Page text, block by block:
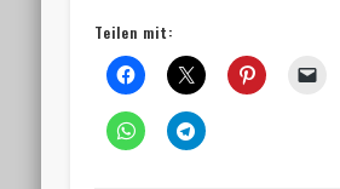
Teilen mit: